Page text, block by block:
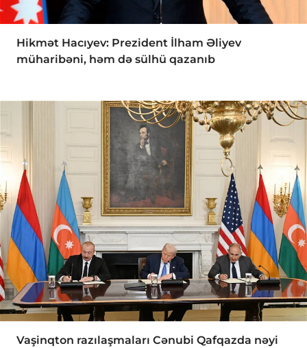
Hikmət Hacıyev: Prezident İlham Əliyev
müharibəni, həm də sülhü qazanıb
Vaşinqton razılaşmaları Cənubi Qafqazda nəyi